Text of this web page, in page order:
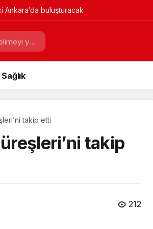
Ankara’da buluşturacak
Sağlık
takip etti
takip
212